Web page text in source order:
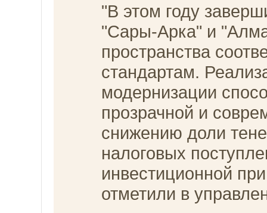
"В этом году
"Сары-Арка" и
пространства
стандартам.
модернизации
прозрачной и
снижению доли
налоговых
инвестиционной
отметили в